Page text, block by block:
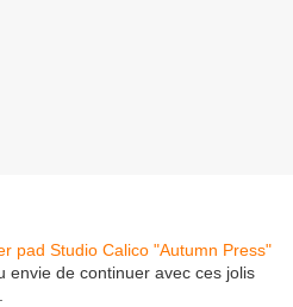
pad Studio Calico "Autumn Press"
envie de continuer avec ces jolis